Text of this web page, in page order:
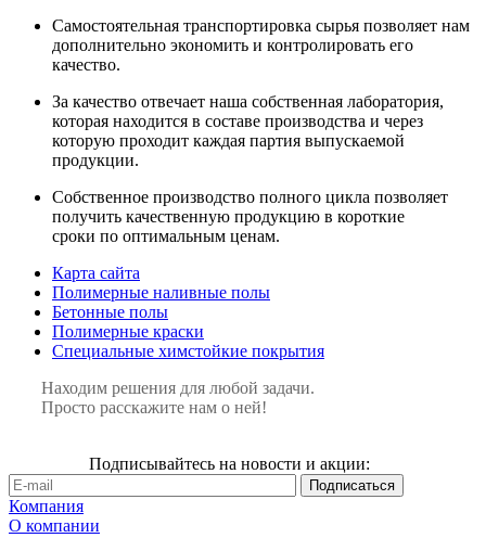
Самостоятельная транспортировка сырья позволяет нам
дополнительно экономить и контролировать его
качество.
За качество отвечает наша собственная лаборатория,
которая находится в составе производства и через
которую проходит каждая партия выпускаемой
продукции.
Собственное производство полного цикла позволяет
получить качественную продукцию в короткие
сроки по оптимальным ценам.
Карта сайта
Полимерные наливные полы
Бетонные полы
Полимерные краски
Специальные химстойкие покрытия
Находим решения для любой задачи.
Просто расскажите нам о ней!
Подписывайтесь на новости и акции:
Компания
О компании